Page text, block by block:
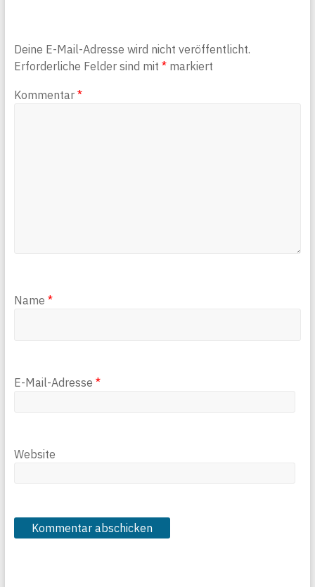
Deine E-Mail-Adresse wird nicht veröffentlicht.
Erforderliche Felder sind mit *markiert
Kommentar *
Name *
E-Mail-Adresse *
Website